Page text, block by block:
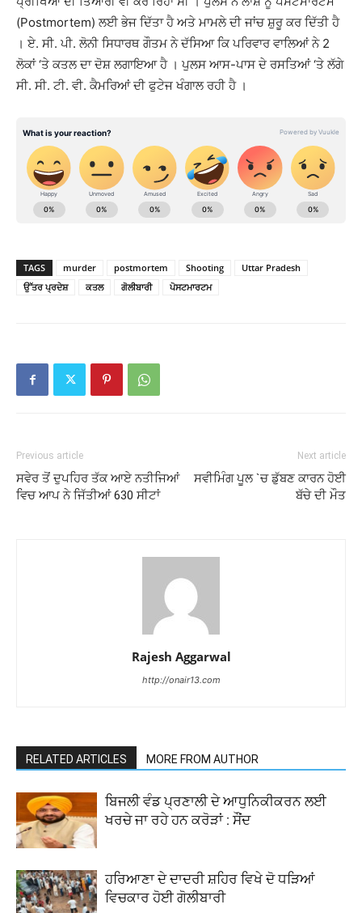
(Postmortem) ਲਈ ਭੇਜ ਦਿੱਤਾ ਹੈ ਅਤੇ ਮਾਮਲੇ ਦੀ ਜਾਂਚ ਸ਼ੁਰੂ ਕਰ ਦਿੱਤੀ ਹੈ
। ਏ. ਸੀ. ਪੀ. ਲੋਨੀ ਸਿਧਾਰਥ ਗੌਤਮ ਨੇ ਦੱਸਿਆ ਕਿ ਪਰਿਵਾਰ ਵਾਲਿਆਂ ਨੇ 2
ਲੋਕਾਂ ‘ਤੇ ਕਤਲ ਦਾ ਦੋਸ਼ ਲਗਾਇਆ ਹੈ । ਪੁਲਸ ਆਸ-ਪਾਸ ਦੇ ਰਸਤਿਆਂ ‘ਤੇ ਲੱਗੇ
ਸੀ. ਸੀ. ਟੀ. ਵੀ. ਕੈਮਰਿਆਂ ਦੀ ਫੁਟੇਜ ਖੰਗਾਲ ਰਹੀ ਹੈ ।
TAGS murder postmortem Shooting
Uttar Pradesh
ਉੱਤਰ ਪ੍ਰਦੇਸ਼
ਕਤਲ ਗੋਲੀਬਾਰੀ ਪੋਸਟਮਾਰਟਮ
Previous article
ਸਵੇਰ ਤੋਂ ਦੁਪਹਿਰ ਤੱਕ ਆਏ ਨਤੀਜਿਆਂ
ਵਿਚ ਆਪ ਨੇ ਜਿੱਤੀਆਂ 630 ਸੀਟਾਂ
Next article
ਸਵੀਮਿੰਗ ਪੂਲ `ਚ ਡੁੱਬਣ ਕਾਰਨ ਹੋਈ
ਬੱਚੇ ਦੀ ਮੌਤ
Rajesh Aggarwal
http://onair13.com
RELATED ARTICLES MORE FROM AUTHOR
ਬਿਜਲੀ ਵੰਡ ਪ੍ਰਣਾਲੀ ਦੇ ਆਧੁਨਿਕੀਕਰਨ ਲਈ
ਖਰਚੇ ਜਾ ਰਹੇ ਹਨ ਕਰੋੜਾਂ : ਸੌਂਦ
ਹਰਿਆਣਾ ਦੇ ਦਾਦਰੀ ਸ਼ਹਿਰ ਵਿਖੇ ਦੋ ਧੜਿਆਂ
ਵਿਚਕਾਰ ਹੋਈ ਗੋਲੀਬਾਰੀ